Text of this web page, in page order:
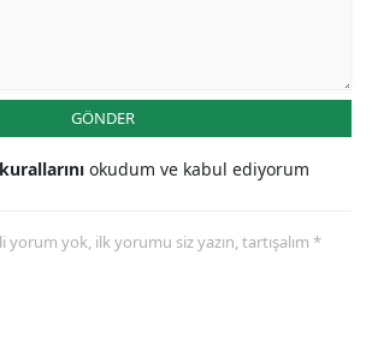
GÖNDER
okudum ve kabul ediyorum
yorum yok, ilk yorumu siz yazın, tartışalım *